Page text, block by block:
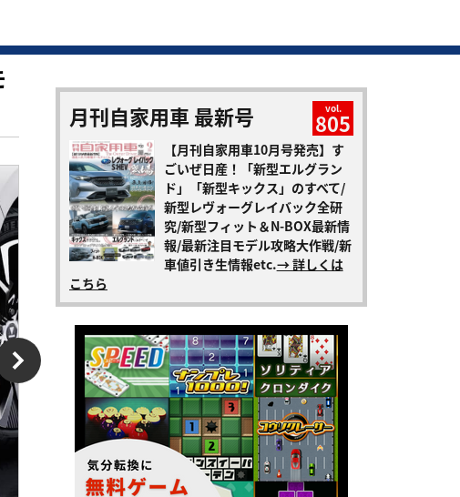
月刊自家用車 最新号 vol.
805
【月刊自家用車10月号発売】す
ごいぜ日産！「新型エルグラン
ド」「新型キックス」のすべて/
新型レヴォーグレイバック全研
究/新型フィット＆N-BOX最新情
報/最新注目モデル攻略大作戦/新
車値引き生情報etc.→ 詳しくは
こちら